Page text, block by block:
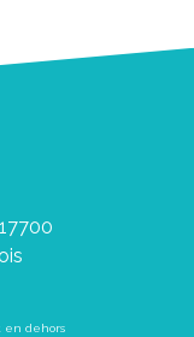
en dehors